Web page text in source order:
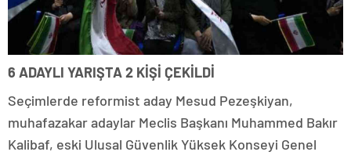
6 ADAYLI YARIŞTA 2 KİŞİ ÇEKİLDİ
Seçimlerde reformist aday Mesud Pezeşkiyan,
muhafazakar adaylar Meclis Başkanı Muhammed Bakır
Kalibaf, eski Ulusal Güvenlik Yüksek Konseyi Genel